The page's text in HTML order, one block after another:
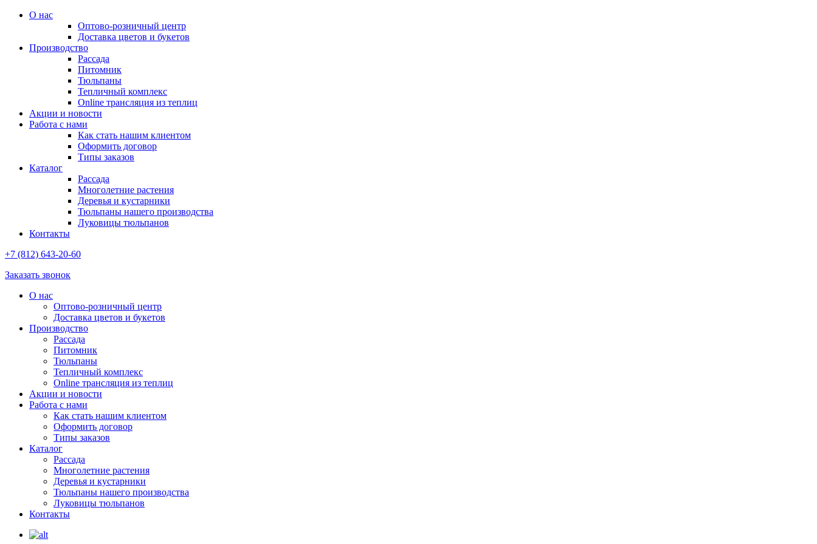
О нас
Оптово-розничный центр
Доставка цветов и букетов
Производство
Рассада
Питомник
Тюльпаны
Тепличный комплекс
Online трансляция из теплиц
Акции и новости
Работа с нами
Как стать нашим клиентом
Оформить договор
Типы заказов
Каталог
Рассада
Многолетние растения
Деревья и кустарники
Тюльпаны нашего производства
Луковицы тюльпанов
Контакты
+7 (812) 643-20-60
Заказать звонок
О нас
Оптово-розничный центр
Доставка цветов и букетов
Производство
Рассада
Питомник
Тюльпаны
Тепличный комплекс
Online трансляция из теплиц
Акции и новости
Работа с нами
Как стать нашим клиентом
Оформить договор
Типы заказов
Каталог
Рассада
Многолетние растения
Деревья и кустарники
Тюльпаны нашего производства
Луковицы тюльпанов
Контакты